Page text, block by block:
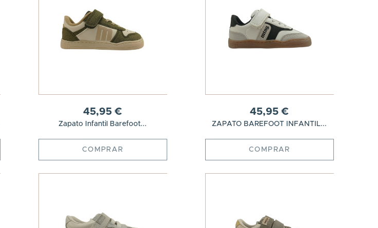
45,95 €
Zapato Infantil Barefoot...
COMPRAR
45,95 €
ZAPATO BAREFOOT INFANTIL...
COMPRAR